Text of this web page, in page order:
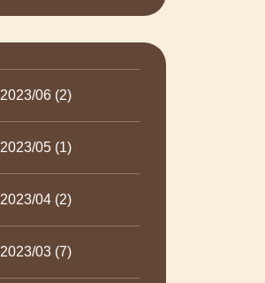
2023/06 (2)
2023/05 (1)
2023/04 (2)
2023/03 (7)